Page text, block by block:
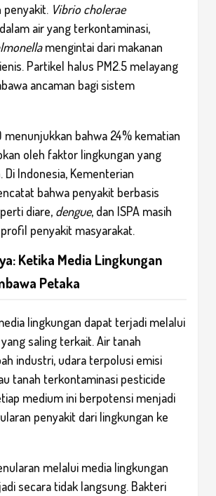
penyakit. Vibrio cholerae
air yang terkontaminasi,
mengintai dari makanan
Partikel halus PM2.5 melayang
ancaman bagi sistem
menunjukkan bahwa 24% kematian
oleh faktor lingkungan yang
Di Indonesia, Kementerian
bahwa penyakit berbasis
diare, dengue, dan ISPA masih
penyakit masyarakat.
Ketika Media Lingkungan
Petaka
lingkungan dapat terjadi melalui
saling terkait. Air tanah
industri, udara terpolusi emisi
tanah terkontaminasi pesticide
medium ini berpotensi menjadi
penyakit dari lingkungan ke
melalui media lingkungan
secara tidak langsung. Bakteri